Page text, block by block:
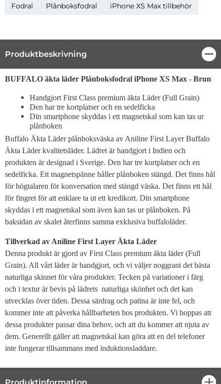
Fodral Plånboksfodral iPhone XS Max tillbehör
Produktbeskrivning
Produktbeskrivning
BUFFALO äkta läder Plånboksfodral iPhone XS Max - Brun
Handgjort First Class premium äkta Läder (Full Grain)
Den har tre kortplatser och en sedelficka
Din smartphone skyddas i ett magnetskal som kan tas ur
plånboken
Buffalo Äkta Läder plånboksväska av Aniline First Layer Buffalo
Äkta Läder kvalitetsläder. Lädret är handgjort i Indien och
produkten är designad i Sverige. Den har tre kortplatser och en
sedelficka. Ett magnetspänne håller plånboken stängd. Det finns hål
för högtalaren för konversation med stängd väska. Det finns ett hål
för fingret för att enklare ta ut ett kredikort. Din smartphone
skyddas i ett magnetskal som även kan tas ur plånboken. På
baksidan av skalet återfinns samma exklusiva buffaloläder.
Tillverkad av Aniline First Layer Äkta Läder
Denna produkt är gjord av First Class premium äkta läder (Full
Grain). All vårt läder är handgjort, och vi väljer noggrant det bästa
naturliga skinnet för våra produkter. Tecken på variationer i färg
och i textur är bevis på lädrets naturliga skönhet och det kan
utvecklas över tiden. Dessa särdrag och patina är inte fel, och
kommer inte att påverka hållbarheten hos produkten. Vi hoppas att
dessa produkter passar dina behov, och att du kommer att njuta av
dem. Generellt gäller att magnetskal kan göra att en del telefoner
inte fungerar tillsammans med induktionsladdare.